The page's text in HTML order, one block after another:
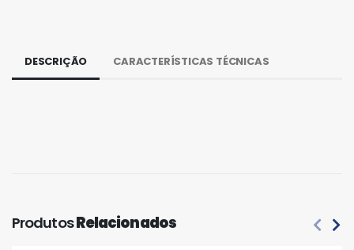
DESCRIÇÃO CARACTERÍSTICAS TÉCNICAS
ProdutosRelacionados